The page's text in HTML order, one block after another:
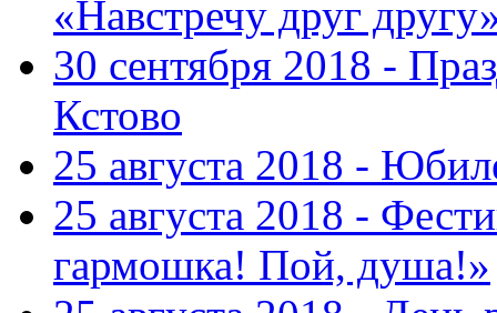
«Навстречу друг
30 сентября 2018 -
Кстово
25 августа 2018 -
25 августа 2018 -
гармошка! Пой, душа!»